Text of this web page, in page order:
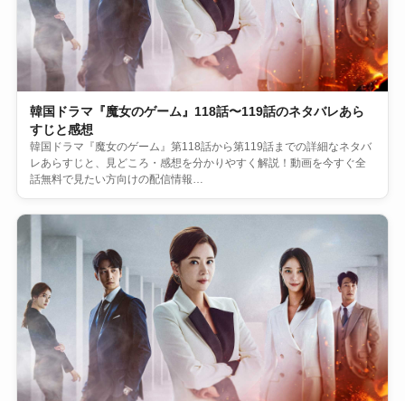
韓国ドラマ『魔女のゲーム』118話〜119話のネタバレあら
すじと感想
韓国ドラマ『魔女のゲーム』第118話から第119話までの詳細なネタバ
レあらすじと、見どころ・感想を分かりやすく解説！動画を今すぐ全
話無料で見たい方向けの配信情報…